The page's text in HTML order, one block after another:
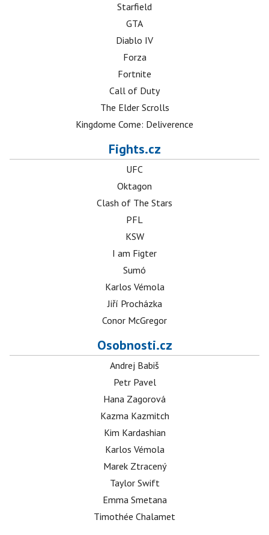
Starfield
GTA
Diablo IV
Forza
Fortnite
Call of Duty
The Elder Scrolls
Kingdome Come: Deliverence
Fights.cz
UFC
Oktagon
Clash of The Stars
PFL
KSW
I am Figter
Sumó
Karlos Vémola
Jiří Procházka
Conor McGregor
Osobnosti.cz
Andrej Babiš
Petr Pavel
Hana Zagorová
Kazma Kazmitch
Kim Kardashian
Karlos Vémola
Marek Ztracený
Taylor Swift
Emma Smetana
Timothée Chalamet